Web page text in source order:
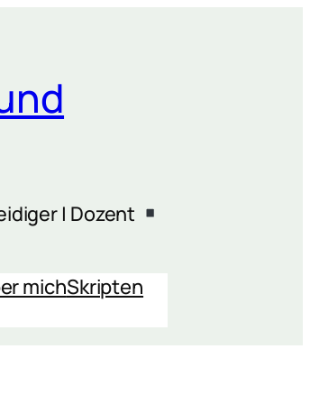
| Dozent
michSkripten